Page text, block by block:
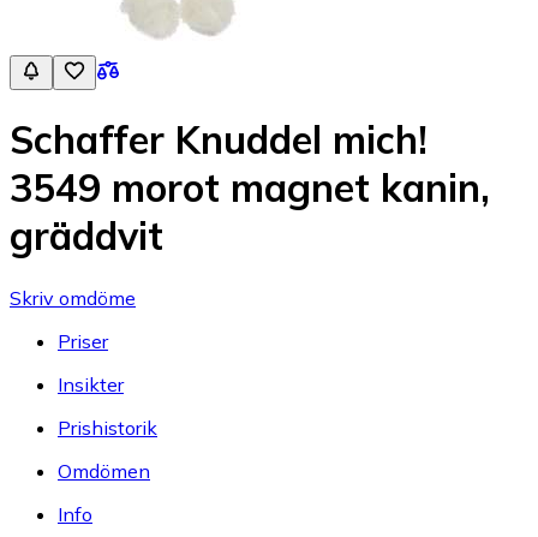
Schaffer Knuddel mich!
3549 morot magnet kanin,
gräddvit
Skriv omdöme
Priser
Insikter
Prishistorik
Omdömen
Info